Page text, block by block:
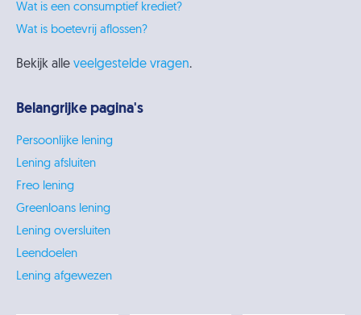
Wat is een consumptief krediet?
Wat is boetevrij aflossen?
Bekijk alle veelgestelde vragen.
Belangrijke pagina's
Persoonlijke lening
Lening afsluiten
Freo lening
Greenloans lening
Lening oversluiten
Leendoelen
Lening afgewezen